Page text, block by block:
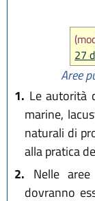
27
Aree
1. Le autorità
marine,
naturali di
alla pratica
2. Nelle
dovranno